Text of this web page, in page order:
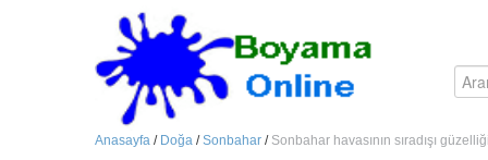
Anasayfa / Doğa /Sonbahar / Sonbahar havasının sıradışı